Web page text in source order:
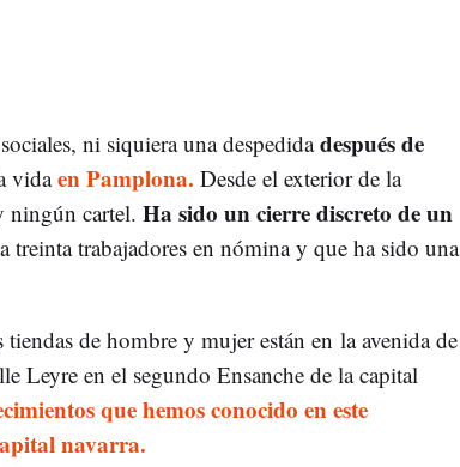
ni siquiera una despedidadespués de
vidaen Pamplona. Desde el exterior de la
ningún cartel. Ha sido un cierre discreto de un
treinta trabajadores en nómina y que ha sido una
de hombre y mujer están en la avenida de
Leyre en el segundo Ensanche de la capital
que hemos conocido en este
navarra.